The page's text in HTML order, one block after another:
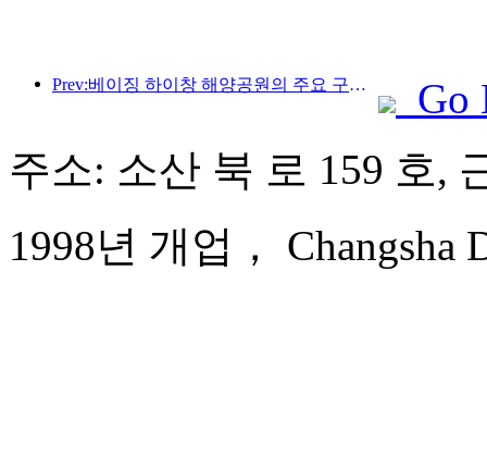
Prev:베이징 하이창 해양공원의 주요 구조물은 연내 상량될 예정이며, 완공 및 개장은 2027년으로 예상됩니다.
Go
주소: 소산 북 로 159 호,
1998년 개업， Changsha